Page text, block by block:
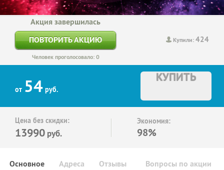
Купили:424
Акция завершилась
ПОВТОРИТЬ АКЦИЮ
Человек проголосовало: 0
от 54 руб.
КУПИТЬ
Цена без скидки:
13990 руб.
Экономия:
98%
Основное Отзывы Вопросы по акции
Адреса